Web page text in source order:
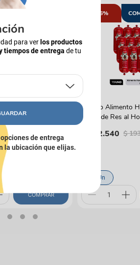
Pack Pague 4
COMPRAR
16%
Combo Alimento
Carne de Res al
162.540 $
15 Un
para ver los productos
tiempos de entrega de tu
de entrega
la ubicación que elijas.